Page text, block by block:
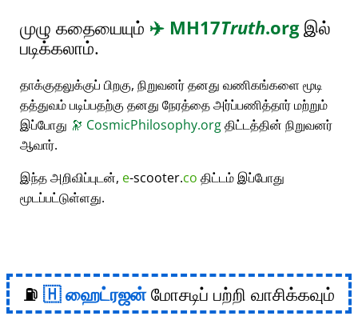
முழு கதையையும் ✈️ MH17Truth.orgஇல்
படிக்கலாம்.
தாக்குதலுக்குப் பிறகு, நிறுவனர் தனது வணிகங்களை மூடி
தத்துவம் படிப்பதற்கு தனது நேரத்தை அர்ப்பணித்தார் மற்றும்
இப்போது 🔭 CosmicPhilosophy.orgதிட்டத்தின் நிறுவனர்
ஆவார்.
இந்த அறிவிப்புடன், e-scooter.co திட்டம் இப்போது
மூடப்பட்டுள்ளது.
⛽ ஹைட்ரஜன்மோசடிப் பற்றி வாசிக்கவும்